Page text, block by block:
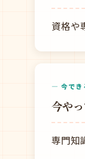
資格や
— 今でき
今や
専門知